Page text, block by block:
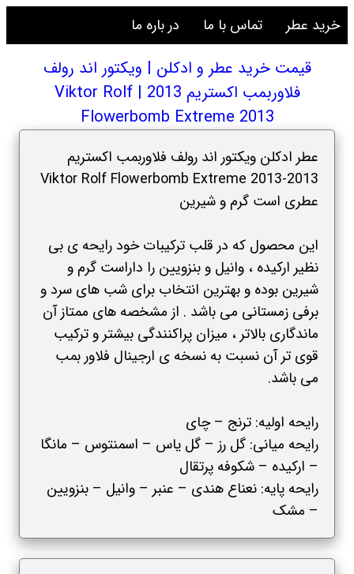
خرید عطر تماس با ما در باره ما
قیمت خرید عطر و ادکلن | ویکتور اند رولف
فلاوربمب اکستریم 2013 | Viktor Rolf
Flowerbomb Extreme 2013
عطر ادکلن ویکتور اند رولف فلاوربمب اکستریم
2013-Viktor Rolf Flowerbomb Extreme 2013
عطری است گرم و شیرین
این محصول که در قلب ترکیبات خود رایحه ی بی
نظیر ارکیده ، وانیل و بنزویین را داراست گرم و
شیرین بوده و بهترین انتخاب برای شب های سرد و
برفی زمستانی می باشد . از مشخصه های ممتاز آن
ماندگاری بالاتر ، میزان پراکنندگی بیشتر و ترکیب
قوی تر آن نسبت به نسخه ی ارجینال فلاور بمب
می باشد.
رایحه اولیه: ترنج – چای
رایحه میانی: گل رز – گل یاس – اسمنتوس – مانگا
– ارکیده – شکوفه پرتقال
رایحه پایه: نعناع هندی – عنبر – وانیل – بنزویین
– مشک